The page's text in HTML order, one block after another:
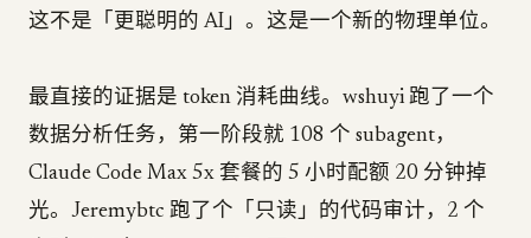
这不是「更聪明的 AI」。这是一个新的物理单位。
最直接的证据是 token 消耗曲线。wshuyi 跑了一个
数据分析任务，第一阶段就 108 个 subagent，
Claude Code Max 5x 套餐的 5 小时配额 20 分钟掉
光。Jeremybtc 跑了个「只读」的代码审计，2 个